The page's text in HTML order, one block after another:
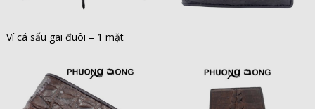
Ví cá sấu gai đuôi – 1 mặt